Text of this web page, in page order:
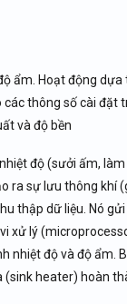
ẩm. Hoạt động
thông số cài đặt
và độ bền
độ (sưởi ấm,
ra sự lưu thông khí
thập dữ liệu. Nó
xử lý
nhiệt độ và độ ẩm.
heater) hoàn